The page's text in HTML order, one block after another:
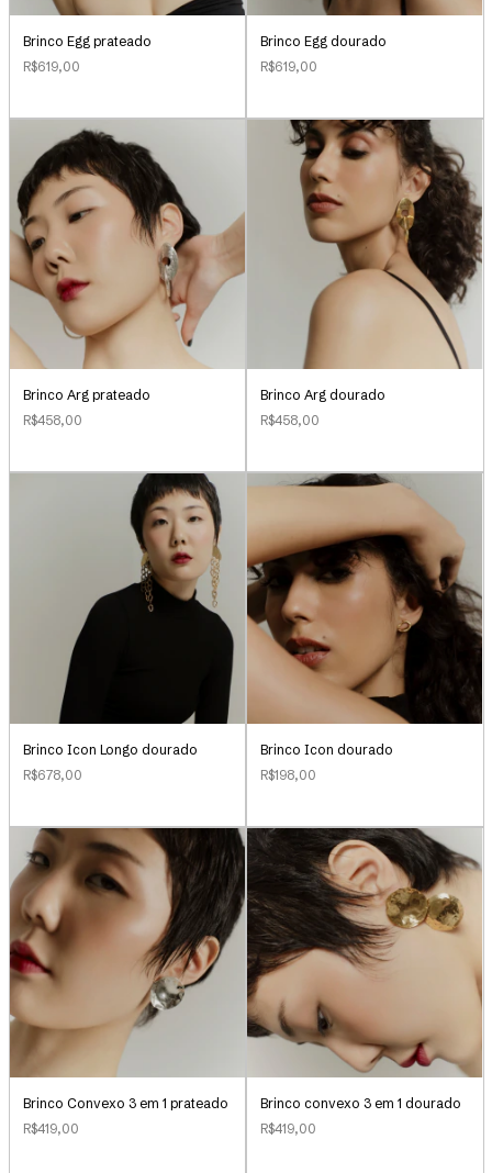
Brinco Egg prateado
R$619,00
Brinco Egg dourado
R$619,00
Brinco Arg prateado
R$458,00
Brinco Arg dourado
R$458,00
Brinco Icon Longo dourado
R$678,00
Brinco Icon dourado
R$198,00
Brinco Convexo 3 em 1 prateado
R$419,00
Brinco convexo 3 em 1 dourado
R$419,00